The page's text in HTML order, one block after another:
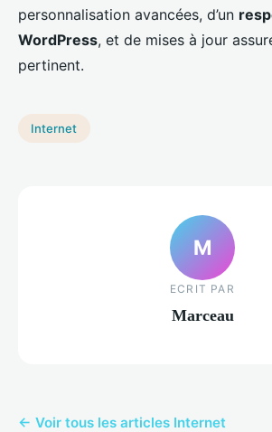
personnalisation avancées, d’un
WordPress, et de mises à jour
pertinent.
Internet
M
ECRIT PAR
Marceau
← Voir tous les articles Internet